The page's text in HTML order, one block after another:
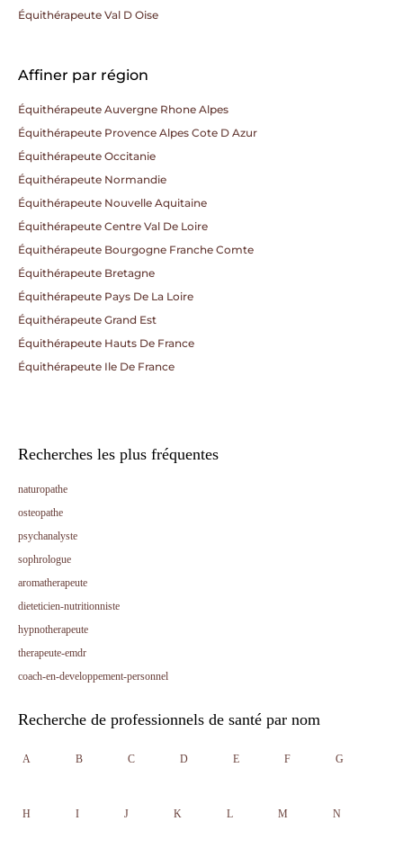
Équithérapeute Val D Oise
Affiner par région
Équithérapeute Auvergne Rhone Alpes
Équithérapeute Provence Alpes Cote D Azur
Équithérapeute Occitanie
Équithérapeute Normandie
Équithérapeute Nouvelle Aquitaine
Équithérapeute Centre Val De Loire
Équithérapeute Bourgogne Franche Comte
Équithérapeute Bretagne
Équithérapeute Pays De La Loire
Équithérapeute Grand Est
Équithérapeute Hauts De France
Équithérapeute Ile De France
Recherches les plus fréquentes
naturopathe
osteopathe
psychanalyste
sophrologue
aromatherapeute
dieteticien-nutritionniste
hypnotherapeute
therapeute-emdr
coach-en-developpement-personnel
Recherche de professionnels de santé par nom
A B C D E F G
H I J K L M N